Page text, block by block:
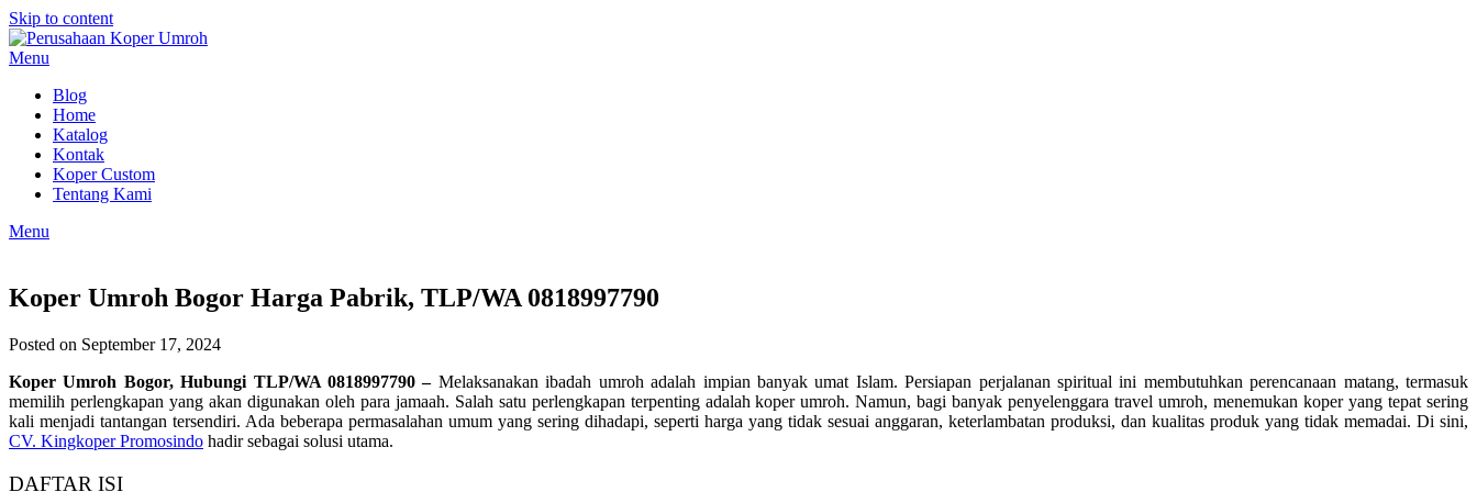
Skip to content
Menu
Blog
Home
Katalog
Kontak
Koper Custom
Tentang Kami
Menu
Koper Umroh Bogor Harga Pabrik, TLP/WA 0818997790
Posted on September 17, 2024
Koper Umroh Bogor, Hubungi TLP/WA 0818997790 – Melaksanakan ibadah umroh adalah impian banyak umat Islam. Persiapan perjalanan spiritual ini membutuhkan perencanaan matang, termasuk
memilih perlengkapan yang akan digunakan oleh para jamaah. Salah satu perlengkapan terpenting adalah koper umroh. Namun, bagi banyak penyelenggara travel umroh, menemukan koper yang tepat sering
kali menjadi tantangan tersendiri. Ada beberapa permasalahan umum yang sering dihadapi, seperti harga yang tidak sesuai anggaran, keterlambatan produksi, dan kualitas produk yang tidak memadai. Di sini,
CV. Kingkoper Promosindo hadir sebagai solusi utama.
DAFTAR ISI